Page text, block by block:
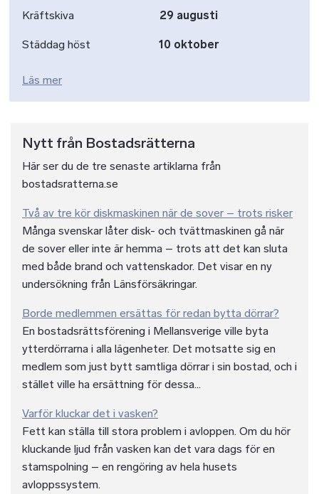
Kräftskiva 29 augusti
Städdag höst 10 oktober
Läs mer
Nytt från Bostadsrätterna
Här ser du de tre senaste artiklarna från
bostadsratterna.se
Två av tre kör diskmaskinen när de sover – trots risker
Många svenskar låter disk- och tvättmaskinen gå när
de sover eller inte är hemma – trots att det kan sluta
med både brand och vattenskador. Det visar en ny
undersökning från Länsförsäkringar.
Borde medlemmen ersättas för redan bytta dörrar?
En bostadsrättsförening i Mellansverige ville byta
ytterdörrarna i alla lägenheter. Det motsatte sig en
medlem som just bytt samtliga dörrar i sin bostad, och i
stället ville ha ersättning för dessa...
Varför kluckar det i vasken?
Fett kan ställa till stora problem i avloppen. Om du hör
kluckande ljud från vasken kan det vara dags för en
stamspolning – en rengöring av hela husets
avloppssystem.